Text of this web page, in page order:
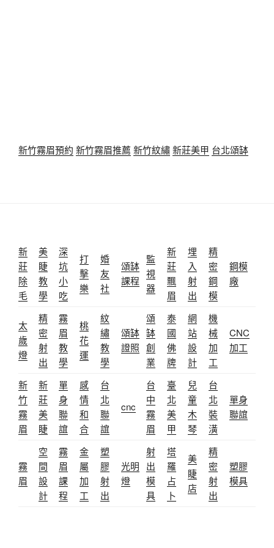
新竹霧眉預約 新竹霧眉推薦 新竹紋繡新莊美甲 台北頌缽
新
莊
除
毛
美
睫
教
學
深
坑
小
吃
打
擊
樂
婚
友
社
頌缽
課程
監
視
器
新
莊
飄
眉
埋
入
射
出
精
密
鋼
模
鋼模
廠
太
歲
燈
精
密
射
出
霧
眉
教
學
桃
花
運
紋
繡
教
學
頌缽
證照
頌
缽
創
業
泰
國
佛
牌
網
站
設
計
機
械
加
工
CNC
加工
新
竹
霧
眉
新
莊
美
睫
單
身
聯
誼
感
情
和
合
台
北
聯
誼
cnc
台
中
霧
眉
臺
北
美
甲
兒
童
木
琴
台
北
裝
潢
單身
聯誼
霧
眉
空
間
設
計
霧
眉
課
程
金
屬
加
工
塑
膠
射
出
光明
燈
射
出
模
具
塔
羅
占
卜
美
睫
店
精
密
射
出
塑膠
模具